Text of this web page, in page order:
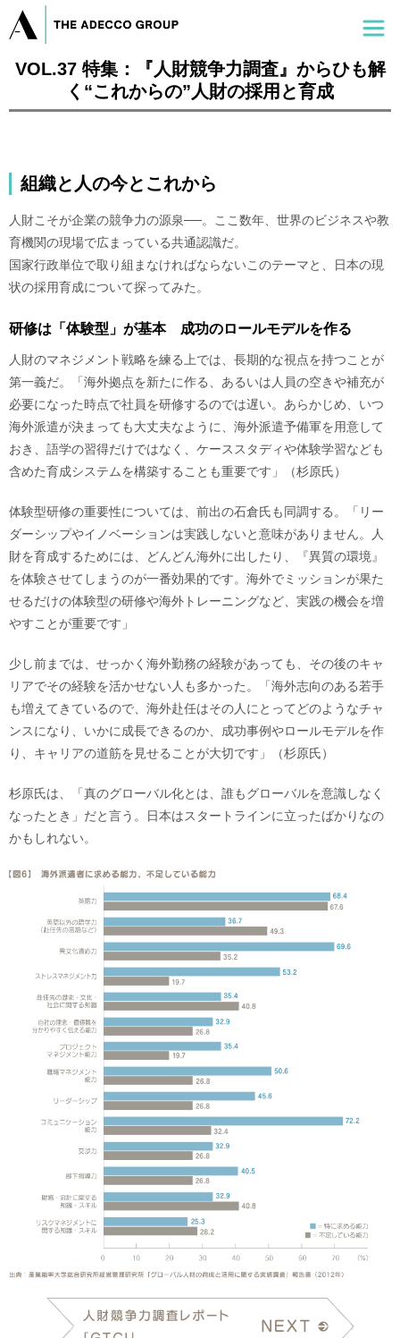
VOL.37 特集：『人財競争力調査』からひも解
く“これからの”人財の採用と育成
組織と人の今とこれから
人財こそが企業の競争力の源泉──。ここ数年、世界のビジネスや教
育機関の現場で広まっている共通認識だ。
国家行政単位で取り組まなければならないこのテーマと、日本の現
状の採用育成について探ってみた。
研修は「体験型」が基本 成功のロールモデルを作る
人財のマネジメント戦略を練る上では、長期的な視点を持つことが
第一義だ。「海外拠点を新たに作る、あるいは人員の空きや補充が
必要になった時点で社員を研修するのでは遅い。あらかじめ、いつ
海外派遣が決まっても大丈夫なように、海外派遣予備軍を用意して
おき、語学の習得だけではなく、ケーススタディや体験学習なども
含めた育成システムを構築することも重要です」（杉原氏）
体験型研修の重要性については、前出の石倉氏も同調する。「リー
ダーシップやイノベーションは実践しないと意味がありません。人
財を育成するためには、どんどん海外に出したり、『異質の環境』
を体験させてしまうのが一番効果的です。海外でミッションが果た
せるだけの体験型の研修や海外トレーニングなど、実践の機会を増
やすことが重要です」
少し前までは、せっかく海外勤務の経験があっても、その後のキャ
リアでその経験を活かせない人も多かった。「海外志向のある若手
も増えてきているので、海外赴任はその人にとってどのようなチャ
ンスになり、いかに成長できるのか、成功事例やロールモデルを作
り、キャリアの道筋を見せることが大切です」（杉原氏）
杉原氏は、「真のグローバル化とは、誰もグローバルを意識しなく
なったとき」だと言う。日本はスタートラインに立ったばかりなの
かもしれない。